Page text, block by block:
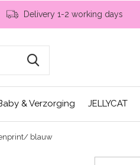
& Verzorging JELLYCAT
Delivery 1-2 working days
blauw